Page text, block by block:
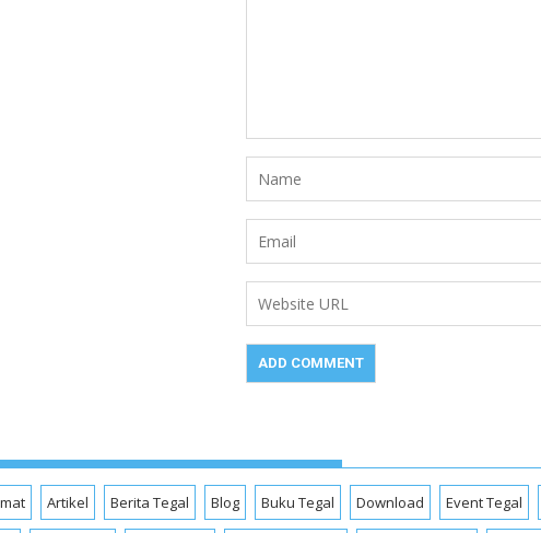
Artikel Berita Tegal Blog Buku Tegal Download Event Tegal